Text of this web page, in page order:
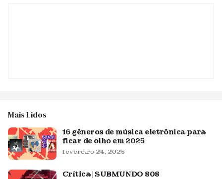
Mais Lidos
16 gêneros de música eletrônica para
ficar de olho em 2025
fevereiro 24, 2025
Crítica | SUBMUNDO 808